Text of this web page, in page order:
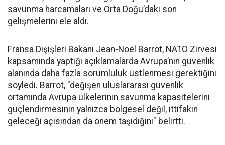
savunma harcamaları ve Orta Doğu’daki son
gelişmelerini ele aldı.
Fransa Dışişleri Bakanı Jean-Noël Barrot, NATO Zirvesi
kapsamında yaptığı açıklamalarda Avrupa’nın güvenlik
alanında daha fazla sorumluluk üstlenmesi gerektiğini
söyledi. Barrot, "değişen uluslararası güvenlik
ortamında Avrupa ülkelerinin savunma kapasitelerini
güçlendirmesinin yalnızca bölgesel değil, ittifakın
geleceği açısından da önem taşıdığını" belirtti.